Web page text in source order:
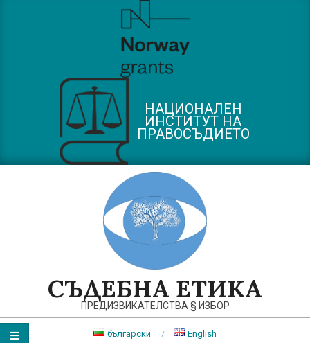
НАЦИОНАЛЕН
ИНСТИТУТ НА
ПРАВОСЪДИЕТО
СЪДЕБНА ЕТИКА
ПРЕДИЗВИКАТЕЛСТВА § ИЗБОР
български English